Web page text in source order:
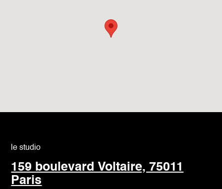
le studio
159 boulevard Voltaire, 75011
Paris